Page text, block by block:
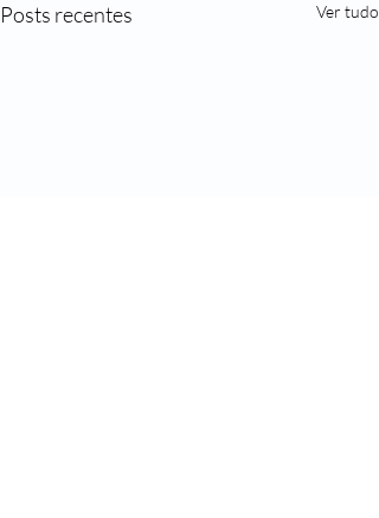
Posts recentes Ver tudo